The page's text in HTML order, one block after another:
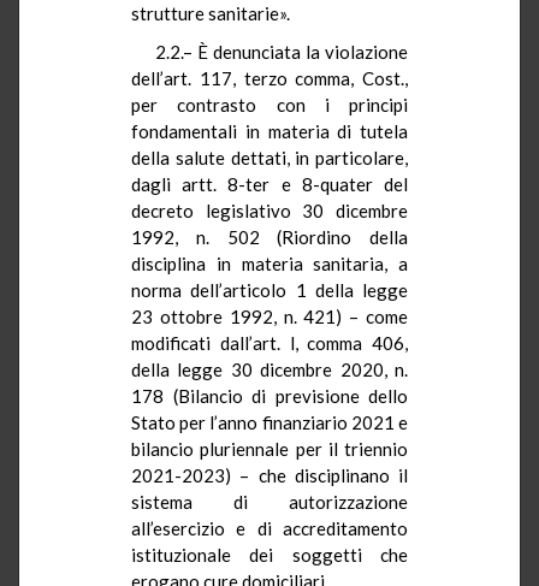
strutture sanitarie».
2.2.– È denunciata la violazione
dell’art. 117, terzo comma, Cost.,
per contrasto con i principi
fondamentali in materia di tutela
della salute dettati, in particolare,
dagli artt. 8-ter e 8-quater del
decreto legislativo 30 dicembre
1992, n. 502 (Riordino della
disciplina in materia sanitaria, a
norma dell’articolo 1 della legge
23 ottobre 1992, n. 421) – come
modificati dall’art. l, comma 406,
della legge 30 dicembre 2020, n.
178 (Bilancio di previsione dello
Stato per l’anno finanziario 2021 e
bilancio pluriennale per il triennio
2021-2023) – che disciplinano il
sistema di autorizzazione
all’esercizio e di accreditamento
istituzionale dei soggetti che
erogano cure domiciliari.